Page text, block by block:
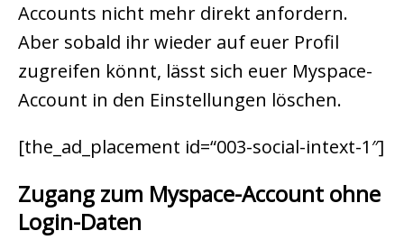
Accounts nicht mehr direkt anfordern.
Aber sobald ihr wieder auf euer Profil
zugreifen könnt, lässt sich euer Myspace-
Account in den Einstellungen löschen.
[the_ad_placement id=“003-social-intext-1″]
Zugang zum Myspace-Account ohne
Login-Daten